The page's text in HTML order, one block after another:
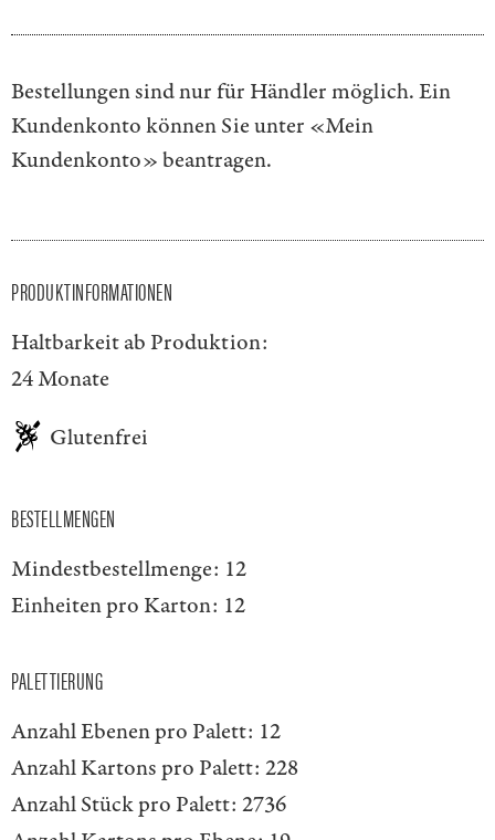
Bestellungen sind nur für Händler möglich. Ein
Kundenkonto können Sie unter «Mein
Kundenkonto»beantragen.
PRODUKTINFORMATIONEN
Haltbarkeit ab Produktion:
24 Monate
Glutenfrei
BESTELLMENGEN
Mindestbestellmenge: 12
Einheiten pro Karton: 12
PALETTIERUNG
Anzahl Ebenen pro Palett: 12
Anzahl Kartons pro Palett: 228
Anzahl Stück pro Palett: 2736